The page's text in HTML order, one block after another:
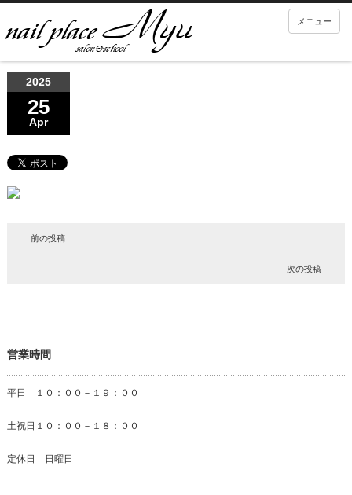
メニュー
2025
25
Apr
前の投稿
次の投稿
営業時間
平日 １０：００－１９：００
土祝日１０：００－１８：００
定休日 日曜日